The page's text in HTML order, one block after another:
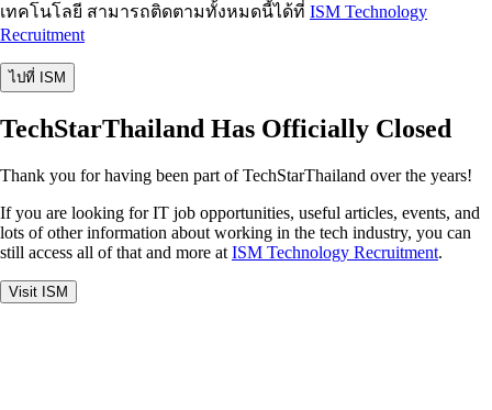
เทคโนโลยี สามารถติดตามทั้งหมดนี้ได้ที่ ISM Technology
Recruitment
ไปที่ ISM
TechStarThailand Has Officially Closed
Thank you for having been part of TechStarThailand over the years!
If you are looking for IT job opportunities, useful articles, events, and
lots of other information about working in the tech industry, you can
still access all of that and more at ISM Technology Recruitment.
Visit ISM